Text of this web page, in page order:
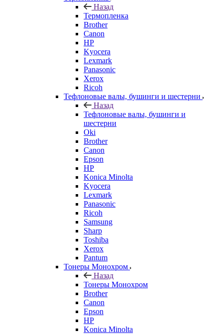
Назад
Термопленка
Brother
Canon
HP
Kyocera
Lexmark
Panasonic
Xerox
Ricoh
Тефлоновые валы, бушинги и шестерни
Назад
Тефлоновые валы, бушинги и
шестерни
Oki
Brother
Canon
Epson
HP
Konica Minolta
Kyocera
Lexmark
Panasonic
Ricoh
Samsung
Sharp
Toshiba
Xerox
Pantum
Тонеры Монохром
Назад
Тонеры Монохром
Brother
Canon
Epson
HP
Konica Minolta